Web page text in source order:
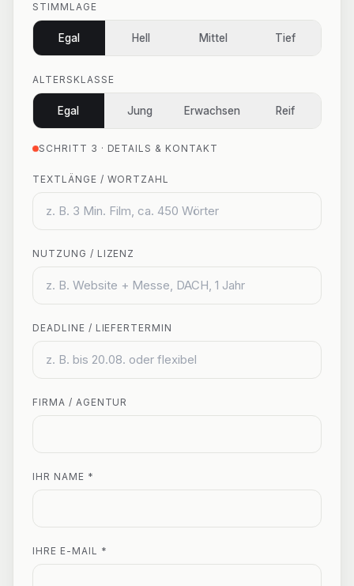
STIMMLAGE
Egal Hell Mittel Tief
ALTERSKLASSE
Egal Jung Erwachsen Reif
SCHRITT 3 · DETAILS & KONTAKT
TEXTLÄNGE / WORTZAHL
NUTZUNG / LIZENZ
DEADLINE / LIEFERTERMIN
FIRMA / AGENTUR
IHR NAME *
IHRE E-MAIL *